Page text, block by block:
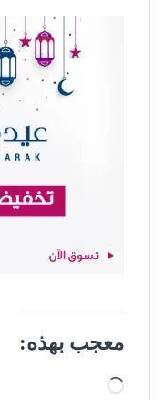
معجب بهذه:
جاري التحميل…